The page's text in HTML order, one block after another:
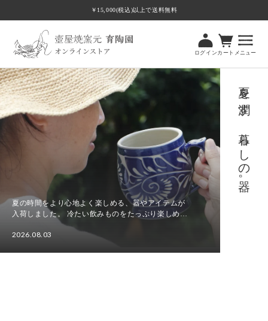
む
￥15,000(税込)以上で送料無料
ログイン カート メニュー
夏を潤す、暮らしの器。
夏の時間をより心地よく楽しめる、器やアイテムが
入荷しました。 冷たい飲みものをたっぷり楽しめる
ビアマグカップやビアカップをはじめ、食卓に涼や
かさを添える水差し、さまざまな場面で使いやすい
2026.08.03